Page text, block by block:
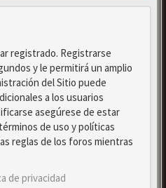
registrado. Registrarse
y le permitirá un amplio
del Sitio puede
a los usuarios
asegúrese de estar
de uso y políticas
reglas de los foros mientras
de privacidad